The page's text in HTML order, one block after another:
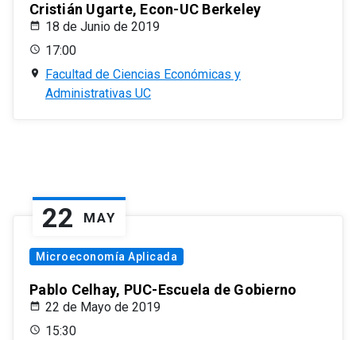
Cristián Ugarte, Econ-UC Berkeley
18 de Junio de 2019
17:00
Facultad de Ciencias Económicas y
Administrativas UC
22 MAY
Microeconomía Aplicada
Pablo Celhay, PUC-Escuela de Gobierno
22 de Mayo de 2019
15:30